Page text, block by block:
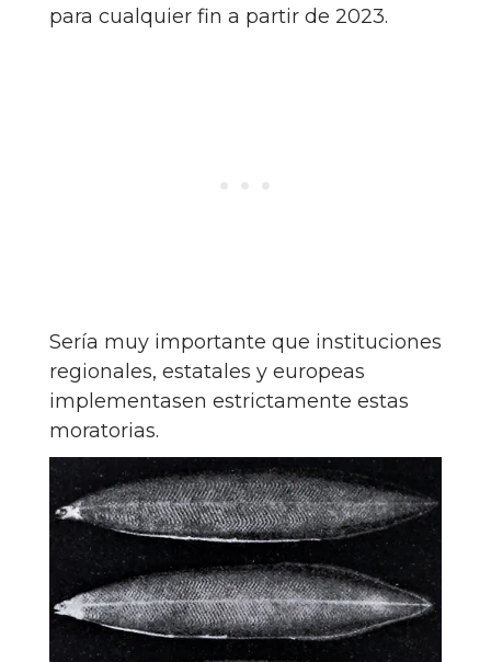
para cualquier fin a partir de 2023.
Sería muy importante que instituciones
regionales, estatales y europeas
implementasen estrictamente estas
moratorias.